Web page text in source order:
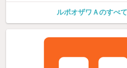
ルポオザワＡのすべ